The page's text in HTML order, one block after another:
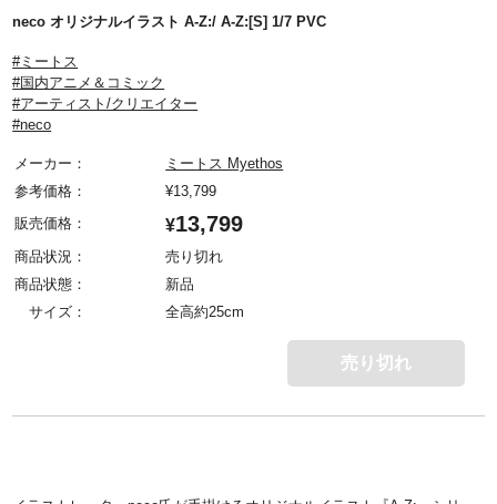
neco オリジナルイラスト A-Z:/ A-Z:[S] 1/7 PVC
#ミートス
#国内アニメ＆コミック
#アーティスト/クリエイター
#neco
メーカー：
ミートス Myethos
参考価格：
¥13,799
販売価格：
¥13,799
商品状況：
売り切れ
商品状態：
新品
サイズ：
全高約25cm
売り切れ